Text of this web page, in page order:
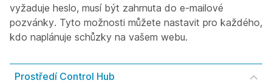
vyžaduje heslo, musí být zahrnuta do e-mailové
pozvánky. Tyto možnosti můžete nastavit pro každého,
kdo naplánuje schůzky na vašem webu.
Prostředí Control Hub